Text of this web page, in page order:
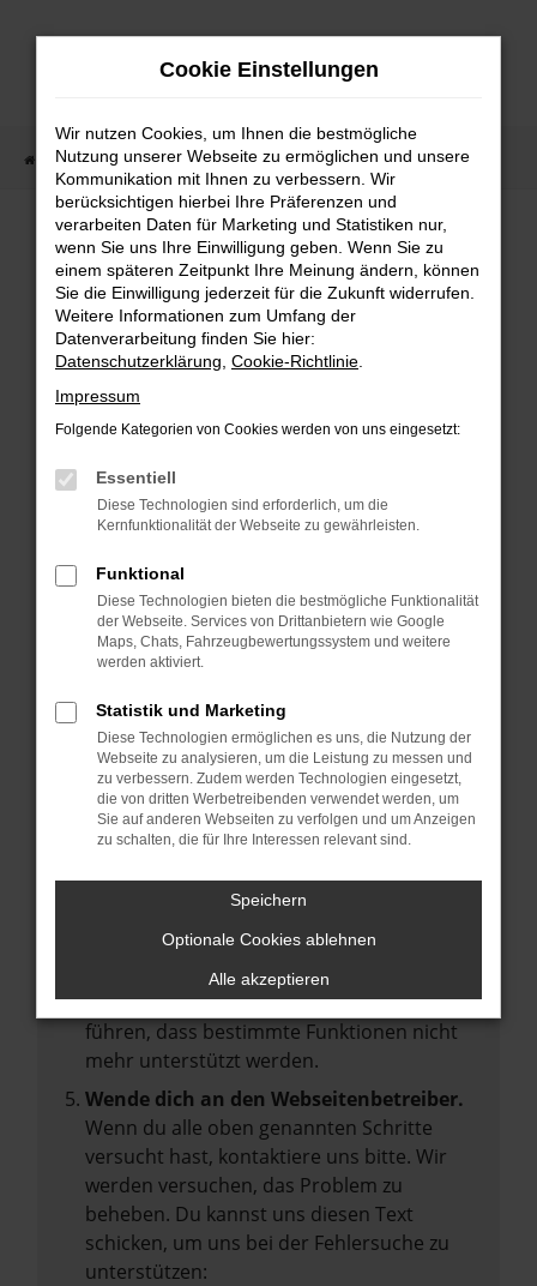
Zum
Startseite Fahrzeugangebote Fahrzeugmarkt
Fahrzeugmarkt
Fehler: Network Error
Beim Laden ist ein Fehler aufgetreten.
Hier sind ein paar Tipps, die dir helfen können:
Überprüfe deine Firewall und deine
Internetverbindung.
deine Suchmaschine?
Prüfe deine Browsererweiterungen.
Manche Erweiterungen, wie Werbeblocker,
können das Laden bestimmter Seiten
anderen Browser oder in einem privaten
Fenster?
Starte dein Gerät neu.
Das kann manchmal helfen,
vorübergehende Probleme zu beheben.
Stelle sicher, dass dein Browser und dein
Betriebssystem auf dem neuesten Stand
Veraltete Software birgt nicht nur ein
Sicherheitsrisiko, sondern kann auch dazu
führen, dass bestimmte Funktionen nicht
mehr unterstützt werden.
Wende dich an den Webseitenbetreiber.
Wenn du alle oben genannten Schritte
versucht hast, kontaktiere uns bitte. Wir
werden versuchen, das Problem zu
beheben. Du kannst uns diesen Text
schicken, um uns bei der Fehlersuche zu
unterstützen:
Cookie Einstellungen
Wir nutzen Cookies, um Ihnen die bestmögliche
Nutzung unserer Webseite zu ermöglichen und unsere
Kommunikation mit Ihnen zu verbessern. Wir
berücksichtigen hierbei Ihre Präferenzen und
verarbeiten Daten für Marketing und Statistiken nur,
wenn Sie uns Ihre Einwilligung geben. Wenn Sie zu
einem späteren Zeitpunkt Ihre Meinung ändern, können
Sie die Einwilligung jederzeit für die Zukunft widerrufen.
Weitere Informationen zum Umfang der
Datenverarbeitung finden Sie hier:
Datenschutzerklärung Cookie-Richtlinie
Impressum
Folgende Kategorien von Cookies werden von uns eingesetzt:
Essentiell
Diese Technologien sind erforderlich, um die
Kernfunktionalität der Webseite zu gewährleisten.
Funktional
Diese Technologien bieten die bestmögliche Funktionalität
der Webseite. Services von Drittanbietern wie Google
Maps, Chats, Fahrzeugbewertungssystem und weitere
werden aktiviert.
Statistik und Marketing
Diese Technologien ermöglichen es uns, die Nutzung der
Webseite zu analysieren, um die Leistung zu messen und
zu verbessern. Zudem werden Technologien eingesetzt,
die von dritten Werbetreibenden verwendet werden, um
Sie auf anderen Webseiten zu verfolgen und um Anzeigen
zu schalten, die für Ihre Interessen relevant sind.
Speichern
Optionale Cookies ablehnen
Alle akzeptieren